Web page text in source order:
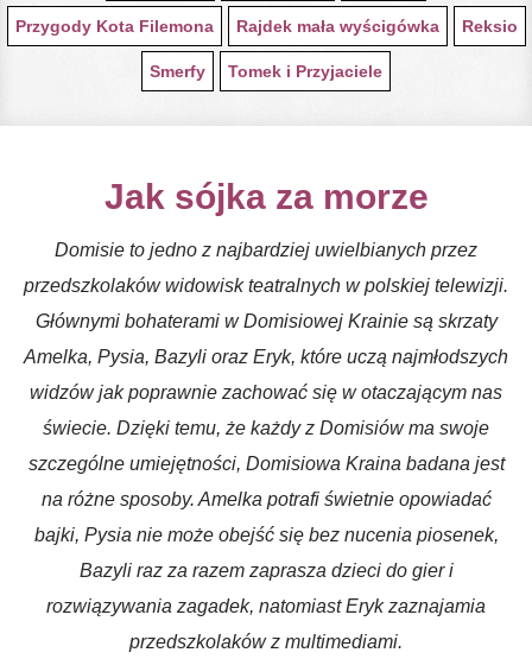
Przygody Kota Filemona Rajdek mała wyścigówka Reksio
Smerfy Tomek i Przyjaciele
Jak sójka za morze
Domisie to jedno z najbardziej uwielbianych przez
przedszkolaków widowisk teatralnych w polskiej telewizji.
Głównymi bohaterami w Domisiowej Krainie są skrzaty
Amelka, Pysia, Bazyli oraz Eryk, które uczą najmłodszych
widzów jak poprawnie zachować się w otaczającym nas
świecie. Dzięki temu, że każdy z Domisiów ma swoje
szczególne umiejętności, Domisiowa Kraina badana jest
na różne sposoby. Amelka potrafi świetnie opowiadać
bajki, Pysia nie może obejść się bez nucenia piosenek,
Bazyli raz za razem zaprasza dzieci do gier i
rozwiązywania zagadek, natomiast Eryk zaznajamia
przedszkolaków z multimediami.